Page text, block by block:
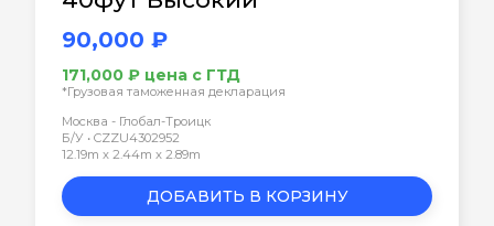
90,000 ₽
171,000 ₽ цена с ГТД
*Грузовая таможенная декларация
Москва - Глобал-Троицк
Б/У • CZZU4302952
12.19m x 2.44m x 2.89m
ДОБАВИТЬ В КОРЗИНУ